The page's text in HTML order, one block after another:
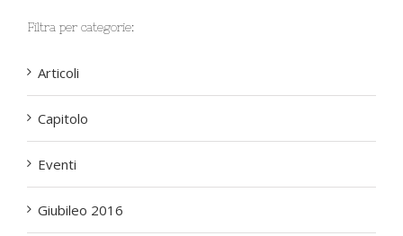
Filtra per categorie:
Articoli
Capitolo
Eventi
Giubileo 2016